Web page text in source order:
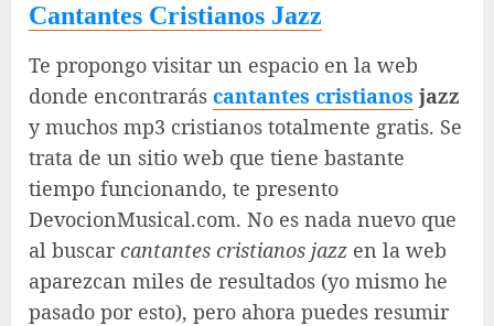
Cantantes Cristianos Jazz
Te propongo visitar un espacio en la web
donde encontrarás cantantes cristianos jazz
y muchos mp3 cristianos totalmente gratis. Se
trata de un sitio web que tiene bastante
tiempo funcionando, te presento
DevocionMusical.com. No es nada nuevo que
al buscar cantantes cristianos jazz en la web
aparezcan miles de resultados (yo mismo he
pasado por esto), pero ahora puedes resumir